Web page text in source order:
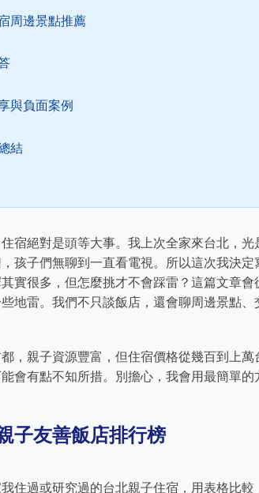
周邊景點推薦
與負面案例
結
宿絕對是頭等大事。我上次全家來台北，
孩子們無聊到一直看電視。所以這次我決定
實很多，但怎麼挑才不會踩雷？這篇文章
地雷。我們不只談飯店，還會聊周邊景點
，親子資源豐富，但住宿價格從幾百到上
會有點不知所措。別擔心，我會用最簡單的
子友善飯店排行榜
住過或研究過的台北親子住宿，用表格比